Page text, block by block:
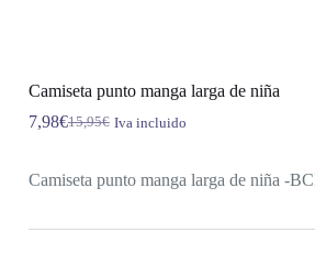
Camiseta punto manga larga de niña
15,95€
El
era:
7,98€El
es:
Iva incluido
Camiseta punto manga larga de niña -